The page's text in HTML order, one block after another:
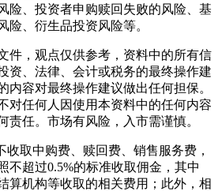
险、投资者申购赎回失败的风险、基
险、衍生品投资风险等。
件，观点仅供参考，资料中的所有信
资、法律、会计或税务的最终操作建
内容对最终操作建议做出任何担保。
对任何人因使用本资料中的任何内容
责任。市场有风险，入市需谨慎。
收取中购费、赎回费、销售服务费，
不超过0.5%的标准收取佣金，其中
算机构等收取的相关费用；此外，相